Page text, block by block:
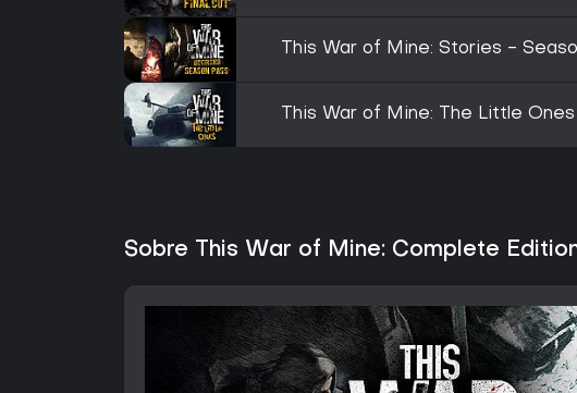
This War of Mine: Stories -
This War of Mine: The Little Ones
Sobre This War of Mine: Complete